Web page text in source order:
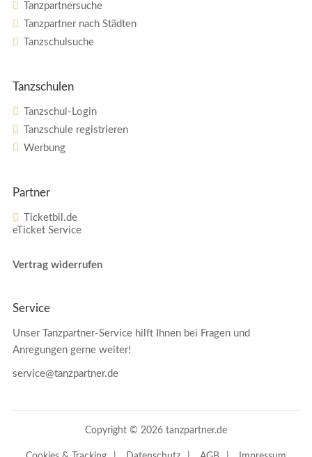
Tanzpartnersuche
Tanzpartner nach Städten
Tanzschulsuche
Tanzschulen
Tanzschul-Login
Tanzschule registrieren
Werbung
Partner
Ticketbil.de
eTicket Service
Vertrag widerrufen
Service
Unser Tanzpartner-Service hilft Ihnen bei Fragen und
Anregungen gerne weiter!
service@tanzpartner.de
Copyright © 2026 tanzpartner.de